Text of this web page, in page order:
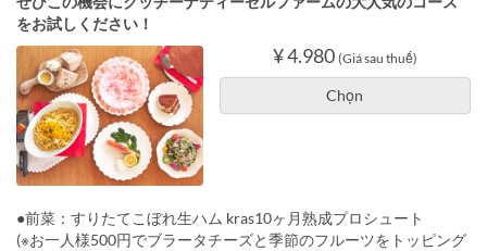
をお試しください！
¥ 4.980 (Giá sau thuế)
Chọn
●前菜：すりたてこぼれ生ハム kras10ヶ月熟成プロシュート
(※お一人様500円でブラータチーズと季節のフルーツをトッピング